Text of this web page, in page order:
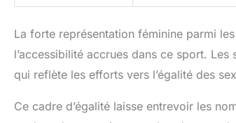
La forte représentation féminine parmi
l’accessibilité accrues dans ce sport. Les
qui reflète les efforts vers l’égalité des
Ce cadre d’égalité laisse entrevoir les